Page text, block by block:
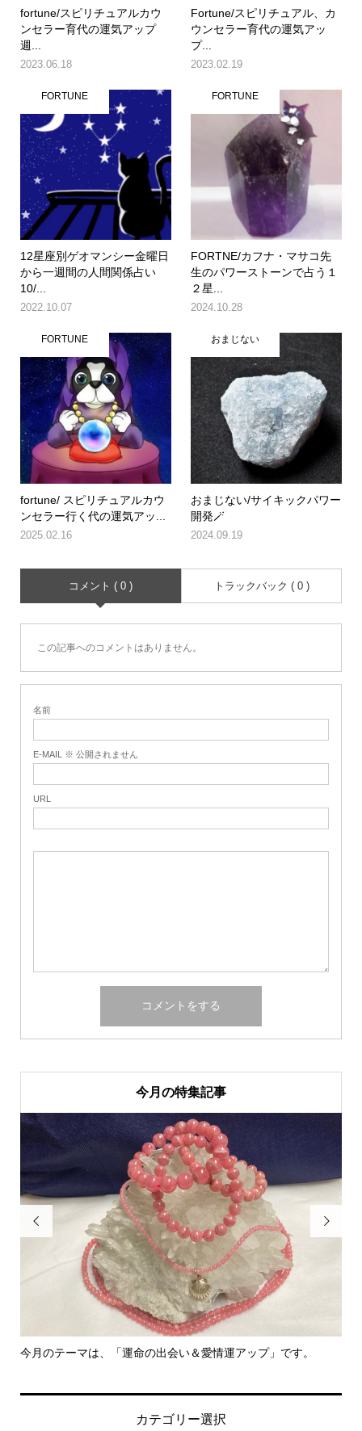
fortune/スピリチュアルカウ
ンセラー育代の運気アップ
週...
2023.06.18
Fortune/スピリチュアル、カ
ウンセラー育代の運気アッ
プ...
2023.02.19
FORTUNE
12星座別ゲオマンシー金曜日
から一週間の人間関係占い
10/...
2022.10.07
FORTUNE
FORTNE/カフナ・マサコ先
生のパワーストーンで占う１
２星...
2024.10.28
FORTUNE
fortune/ スピリチュアルカウ
ンセラー行く代の運気アッ...
2025.02.16
おまじない
おまじない/サイキックパワー
開発🪄
2024.09.19
コメント ( 0 ) トラックバック ( 0 )
この記事へのコメントはありません。
名前
E-MAIL ※ 公開されません
URL
今月の特集記事

今月のテーマは、「運命の出会い＆愛情運アップ」です。

カテゴリー選択